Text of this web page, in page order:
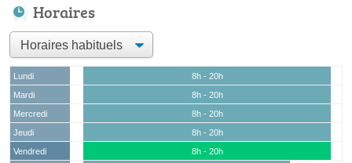
Horaires
Lundi
8h - 20h
Mardi
8h - 20h
Mercredi
8h - 20h
Jeudi
8h - 20h
Vendredi
8h - 20h